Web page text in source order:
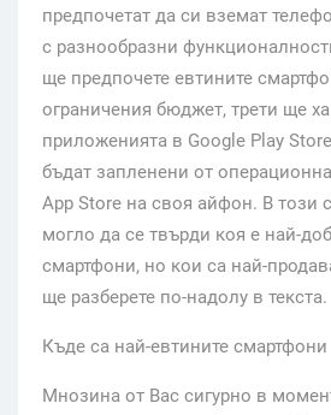
предпочетат да си вземат
с разнообразни
ще предпочете евтините
ограничения бюджет, трети ще
приложенията в Google Play
бъдат запленени от
App Store на своя айфон. В този
могло да се твърди коя е най-
смартфони, но кои са най-
ще разберете по-надолу в текста.
Къде са най-евтините смартфони
Мнозина от Вас сигурно в